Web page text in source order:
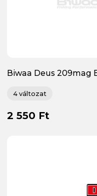
Biwaa Deus 209mag
4 változat
2 550 Ft